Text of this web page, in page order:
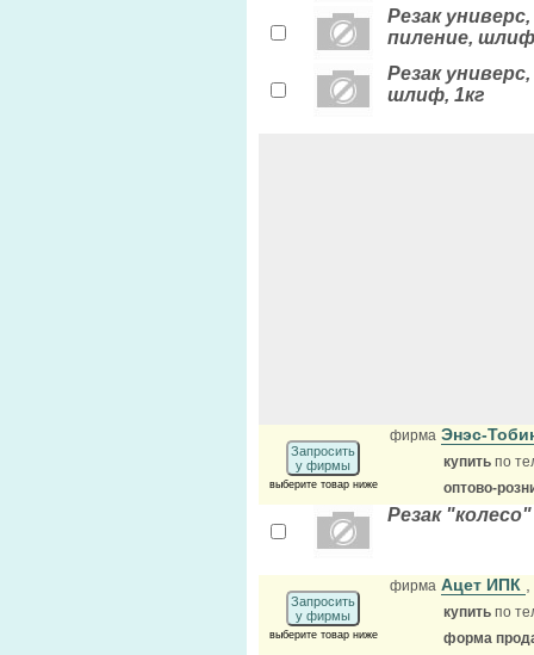
Резак
пиление,
Резак
шлиф, 1кг
Запросить
у фирмы
выберите товар ниже
фирма Энэс-
купить по
оптово-
Резак
Запросить
у фирмы
выберите товар ниже
фирма Ацет ИПК
купить по
форма